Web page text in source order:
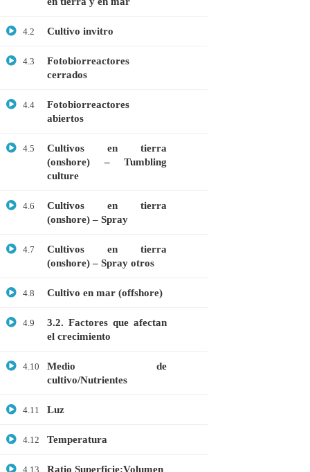
4.2 Cultivo invitro
4.3
Fotobiorreactores
cerrados
4.4
Fotobiorreactores
abiertos
4.5
Cultivos en tierra
(onshore) – Tumbling
culture
4.6
Cultivos en tierra
(onshore) – Spray
4.7
Cultivos en tierra
(onshore) – Spray otros
4.8 Cultivo en mar (offshore)
4.9
3.2. Factores que afectan
el crecimiento
4.10
Medio de
cultivo/Nutrientes
4.11 Luz
4.12 Temperatura
4.13 Ratio Superficie:Volumen
Ciencias Ambientales
Especialización
Genética
Microbiología
Proteómica
COMPANY
Contáctanos
LINKS
Términos y Condiciones